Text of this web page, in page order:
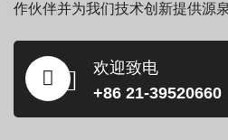
作伙伴并为我们技术创新提供源
欢迎致电
+86 21-39520660